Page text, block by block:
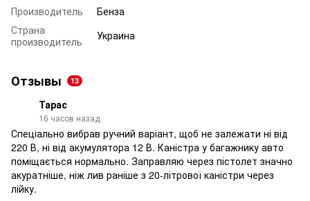
Производитель
Бенза
Страна
производитель
Украина
Отзывы 13
Тарас
16 часов назад
Спеціально вибрав ручний варіант, щоб не залежати ні від
220 В, ні від акумулятора 12 В. Каністра у багажнику авто
поміщається нормально. Заправляю через пістолет значно
акуратніше, ніж лив раніше з 20-літрової каністри через
лійку.